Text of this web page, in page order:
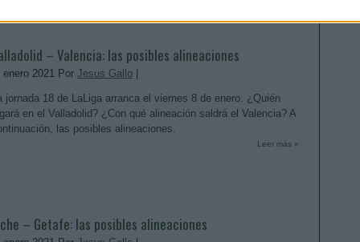
– Valencia: las posibles alineaciones
enero 2021 Por Jesus Gallo
jornada 18 de LaLiga arranca el viernes 8 de enero. ¿Quién
en el Valladolid? ¿Con qué alineación saldrá el Valencia? A
las posibles alineaciones.
Leer más »
– Getafe: las posibles alineaciones